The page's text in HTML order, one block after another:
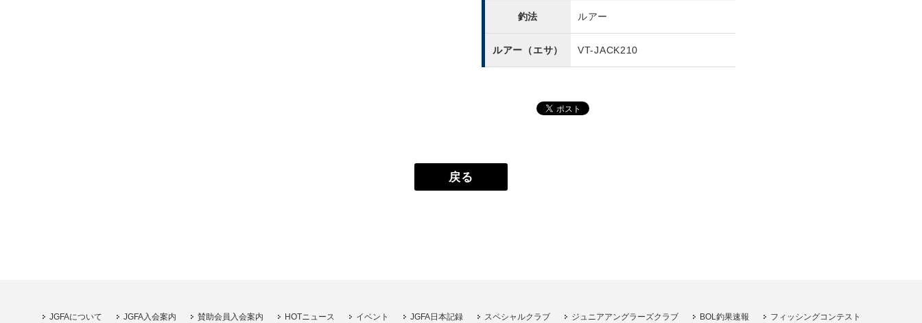
釣法 ルアー
ルアー（エサ） VT-JACK210
戻る
JGFAについて JGFA入会案内 賛助会員入会案内 HOTニュース イベント JGFA日本記録 スペシャルクラブ ジュニアアングラーズクラブ BOL釣果速報 フィッシングコンテスト